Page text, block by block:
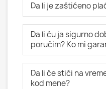
Da li je zaštićeno
Da li ću ja sigurno
poručim? Ko mi
Da li će stići na
kod mene?